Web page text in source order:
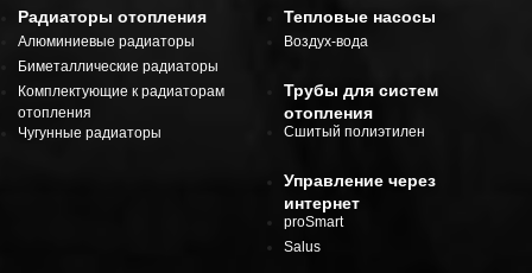
Радиаторы отопления
Алюминиевые радиаторы
Биметаллические радиаторы
Комплектующие к радиаторам
отопления
Чугунные радиаторы
Тепловые насосы
Воздух-вода
Трубы для систем
отопления
Сшитый полиэтилен
Управление через
интернет
proSmart
Salus